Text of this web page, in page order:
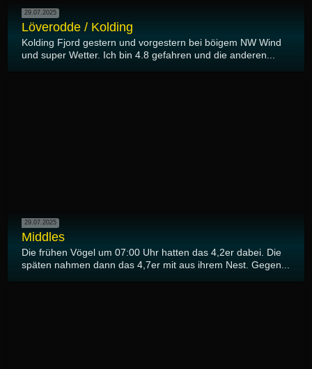
29.07.2025
Löverodde / Kolding
Kolding Fjord gestern und vorgestern bei böigem NW Wind
und super Wetter. Ich bin 4.8 gefahren und die anderen...
29.07.2025
Middles
Die frühen Vögel um 07:00 Uhr hatten das 4,2er dabei. Die
späten nahmen dann das 4,7er mit aus ihrem Nest. Gegen...